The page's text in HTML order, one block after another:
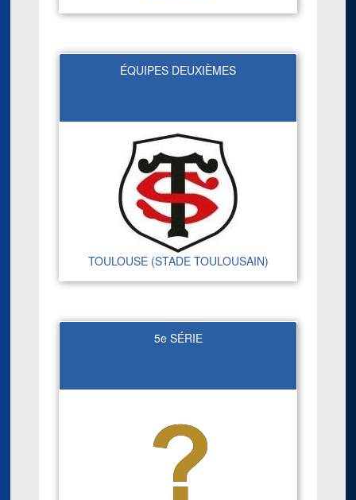
ÉQUIPES DEUXIÈMES
TOULOUSE (STADE TOULOUSAIN)
5e SÉRIE